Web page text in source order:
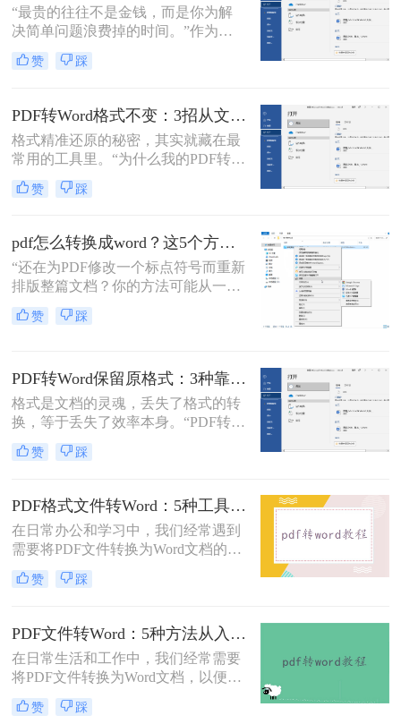
对排版要求高不高。本文就按不同场
景，把我自己实际用过、觉得靠谱的
转、批量处理、以及对排版要求高时
“最贵的往往不是金钱，而是你为解
决简单问题浪费掉的时间。”作为专
注电脑办公软件测评多年的博
主，“电脑怎么将pdf转换成word免
背后，是无数职场人和内容创作者面
对合同、报告、文献时，渴望高效提
取、编辑信息的真切需求。
赞 踩
PDF转Word格式不变：3招从文件选择到输出设置全流程！
格式精准还原的秘密，其实就藏在最
常用的工具里。“为什么我的PDF转成
Word后，格式全乱了？”——这是小
编在后台收到最多的问题之一。相信
疼：一份精心排版的报告、合同或方
案，转换后却面目全非，表格错位、
字体变异、版面混乱，不得不花费大
量时间重新调整。
赞 踩
pdf怎么转换成word？这5个方法亲测有效，职场人必备技能！
“还在为PDF修改一个标点符号而重新
排版整篇文档？你的方法可能从一开
始就错了。”作为一名深耕电脑办公
软件领域多年的测评博主，小编每天
赞 踩
PDF转Word保留原格式：3种靠谱方法的关键参数配置！
格式是文档的灵魂，丢失了格式的转
换，等于丢失了效率本身。“PDF转完
Word，排版全乱了，还不如自己重打
一遍！”这是小编在后台收到最多的
域多年的测评博主，我深知一份格式
错乱、需要手动调整数小时的Word文
档，对职场人来说是多么糟糕的体
验。那么pdf转word如何保留原格式
呢？
赞 踩
PDF格式文件转Word：5种工具按文件来源和用途对照选择！
在日常办公和学习中，我们经常遇到
需要将PDF文件转换为Word文档的需
求。PDF格式的文件如何转Word一直
是困扰许多用户的难题。无论是需要
调整报告格式，掌握高效的PDF转
Word技巧都至关重要。本文将为您详
细介绍几种经过实践验证的有效方
法，帮助您快速解决格式转换问题。
赞 踩
PDF文件转Word：5种方法从入门到避坑的实操指南！
在日常生活和工作中，我们经常需要
将PDF文件转换为Word文档，以便于
编辑和修改。那么怎么把pdf文件转换
成word呢？本文将详细介绍几种将
赞 踩